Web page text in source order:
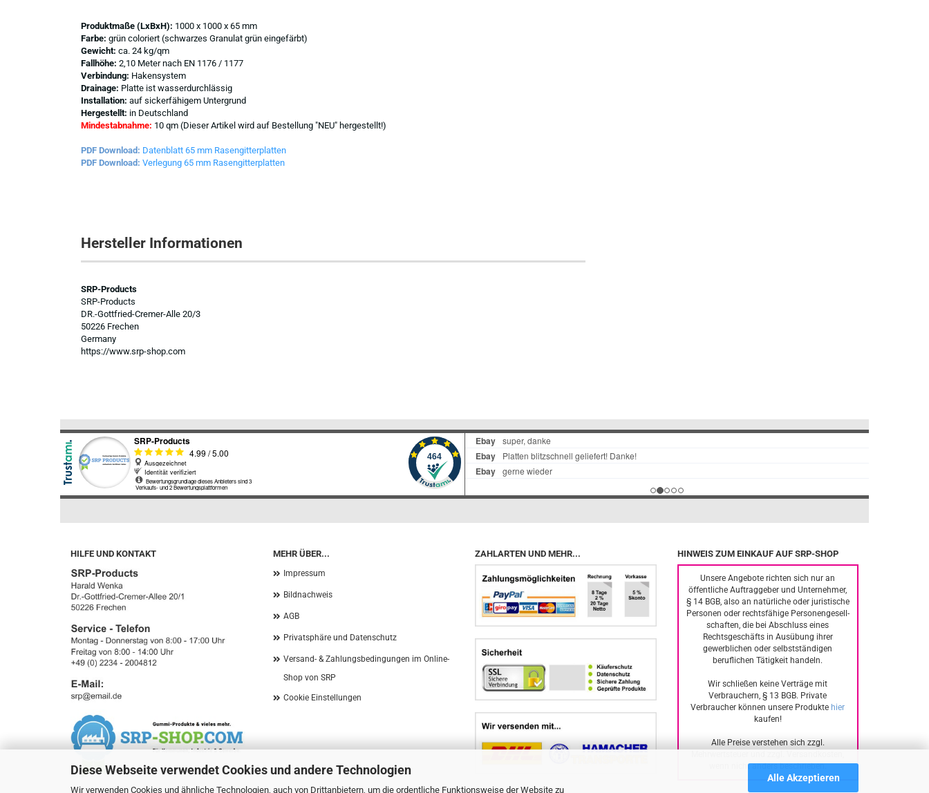
Diese Webseite verwendet Cookies und andere Technologien
Wir verwenden Cookies und ähnliche Technologien, auch von Drittanbietern, um die ordentliche Funktionsweise der Website zu
Alle Akzeptieren
Produktmaße (LxBxH): 1000 x 1000 x 65 mm
Farbe: grün coloriert (schwarzes Granulat grün eingefärbt)
Gewicht: ca. 24 kg/qm
Fallhöhe: 2,10 Meter nach EN 1176 / 1177
Verbindung: Hakensystem
Drainage: Platte ist wasserdurchlässig
Installation: auf sickerfähigem Untergrund
Hergestellt: in Deutschland
Mindestabnahme: 10 qm (Dieser Artikel wird auf Bestellung "NEU" hergestellt!)
PDF Download: Datenblatt 65 mm Rasengitterplatten
PDF Download: Verlegung 65 mm Rasengitterplatten
Hersteller Informationen
SRP-Products
SRP-Products
DR.-Gottfried-Cremer-Alle 20/3
50226 Frechen
Germany
https://www.srp-shop.com
MEHR ÜBER...
Impressum
Bildnachweis
AGB
Privatsphäre und Datenschutz
Versand- & Zahlungsbedingungen im Online-
Shop von SRP
Cookie Einstellungen
ZAHLARTEN UND MEHR... HINWEIS ZUM EINKAUF AUF SRP-SHOP
Unsere Angebote richten sich nur an
öffentliche Auftraggeber und Unternehmer,
§ 14 BGB, also an natürliche oder juristische
Personen oder rechtsfähige Personengesell-
schaften, die bei Abschluss eines
Rechtsgeschäfts in Ausübung ihrer
gewerblichen oder selbstständigen
beruflichen Tätigkeit handeln.
Wir schließen keine Verträge mit
Verbrauchern, § 13 BGB. Private
Verbraucher können unsere Produkte hier
kaufen!
Alle Preise verstehen sich zzgl.
wenn nicht anders beschrieben.
HILFE UND KONTAKT